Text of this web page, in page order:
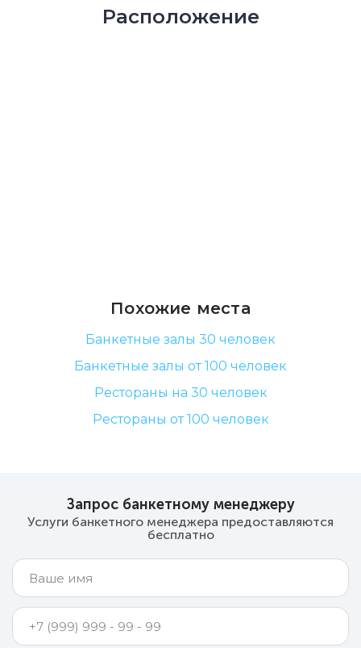
Расположение
Похожие места
Банкетные залы 30 человек
Банкетные залы от 100 человек
Рестораны на 30 человек
Рестораны от 100 человек
Запрос банкетному менеджеру
Услуги банкетного менеджера предоставляются
бесплатно